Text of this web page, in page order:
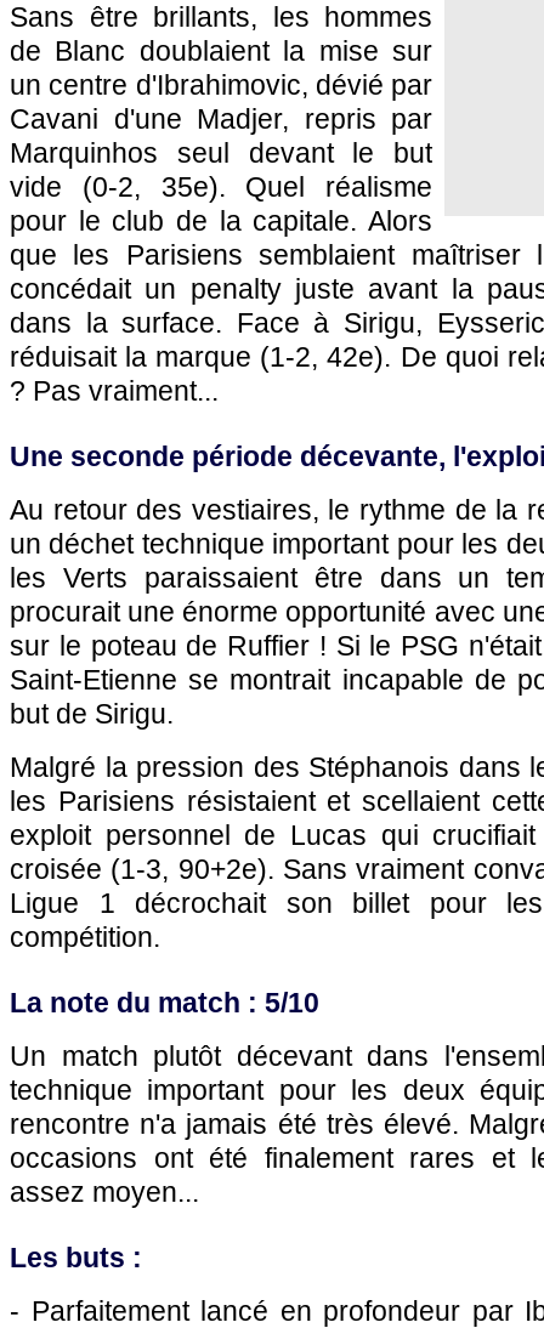
Sans être brillants, les hommes
de Blanc doublaient la mise sur
un centre d'Ibrahimovic, dévié par
Cavani d'une Madjer, repris par
Marquinhos seul devant le but
vide (0-2, 35e). Quel réalisme
pour le club de la capitale. Alors
que les Parisiens semblaient maîtriser
concédait un penalty juste avant la
dans la surface. Face à Sirigu,
réduisait la marque (1-2, 42e). De quoi
? Pas vraiment...
Une seconde période décevante,
Au retour des vestiaires, le rythme de la
un déchet technique important pour les
les Verts paraissaient être dans un
procurait une énorme opportunité avec
sur le poteau de Ruffier ! Si le PSG
Saint-Etienne se montrait incapable de
but de Sirigu.
Malgré la pression des Stéphanois dans
les Parisiens résistaient et scellaient
exploit personnel de Lucas qui
croisée (1-3, 90+2e). Sans vraiment
Ligue 1 décrochait son billet pour
compétition.
La note du match : 5/10
Un match plutôt décevant dans
technique important pour les deux
rencontre n'a jamais été très élevé.
occasions ont été finalement rares et
assez moyen...
Les buts :
- Parfaitement lancé en profondeur par